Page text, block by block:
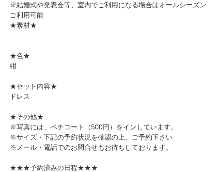
※結婚式や発表会等、室内でご利用になる場合はオールシーズン
ご利用可能
★素材★
★色★
紺
★セット内容★
ドレス
★その他★
※写真には、 ペチコート（500円） をインしています。
※サイズ・下記の予約状況を確認の上、ご予約下さい
※メール・電話でのお問合せもお待ちしております。
★★★予約済みの日程★★★